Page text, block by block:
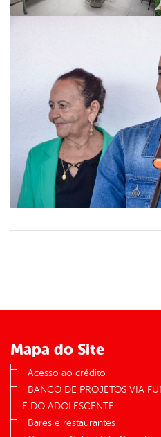
Mapa do Site
Acesso ao crédito
BANCO DE PROJETOS VIA
E DO ADOLESCENTE
Bares e restaurantes